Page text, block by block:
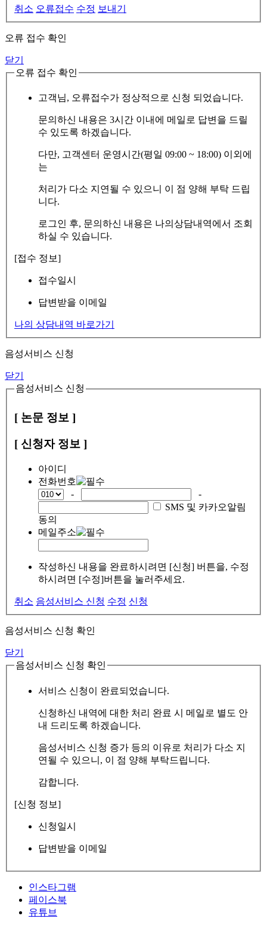
취소 오류접수 수정 보내기
오류 접수 확인
닫기
오류 접수 확인
고객님, 오류접수가 정상적으로 신청 되었습니다.
문의하신 내용은 3시간 이내에 메일로 답변을 드릴
수 있도록 하겠습니다.
다만, 고객센터 운영시간(평일 09:00 ~ 18:00) 이외에
는
처리가 다소 지연될 수 있으니 이 점 양해 부탁 드립
니다.
로그인 후, 문의하신 내용은 나의상담내역에서 조회
하실 수 있습니다.
[접수 정보]
접수일시
답변받을 이메일
나의 상담내역 바로가기
음성서비스 신청
닫기
음성서비스 신청
[ 논문 정보 ]
[ 신청자 정보 ]
아이디
전화번호
-
-
SMS 및 카카오알림
동의
메일주소
작성하신 내용을 완료하시려면 [신청] 버튼을, 수정
하시려면 [수정]버튼을 눌러주세요.
취소 음성서비스 신청 수정 신청
음성서비스 신청 확인
닫기
음성서비스 신청 확인
서비스 신청이 완료되었습니다.
신청하신 내역에 대한 처리 완료 시 메일로 별도 안
내 드리도록 하겠습니다.
음성서비스 신청 증가 등의 이유로 처리가 다소 지
연될 수 있으니, 이 점 양해 부탁드립니다.
감합니다.
[신청 정보]
신청일시
답변받을 이메일
인스타그램
페이스북
유튜브